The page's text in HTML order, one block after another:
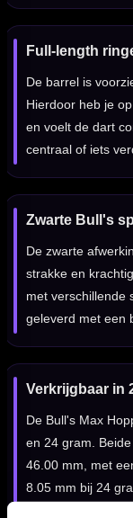
Full-length
De barrel is
Hierdoor heb je
en voelt de dart
centraal of iets
Zwarte Bull's
De zwarte
strakke en
met verschillende
geleverd met een
Verkrijgbaar in
De Bull's Max
en 24 gram.
46.00 mm, met
8.05 mm bij 24